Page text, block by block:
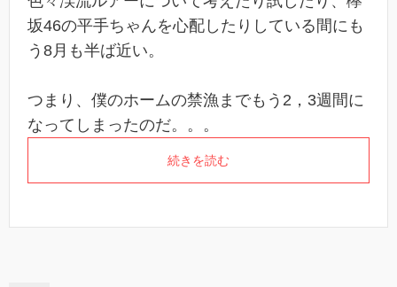
坂46の平手ちゃんを心配したりしている間にも
う8月も半ば近い。
つまり、僕のホームの禁漁までもう2，3週間に
なってしまったのだ。。。
続きを読む